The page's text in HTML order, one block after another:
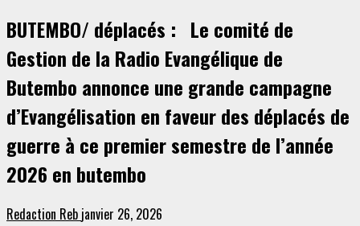
BUTEMBO/ déplacés : Le comité de
Gestion de la Radio Evangélique de
Butembo annonce une grande campagne
d’Evangélisation en faveur des déplacés de
guerre à ce premier semestre de l’année
2026 en butembo
Redaction Reb janvier 26, 2026